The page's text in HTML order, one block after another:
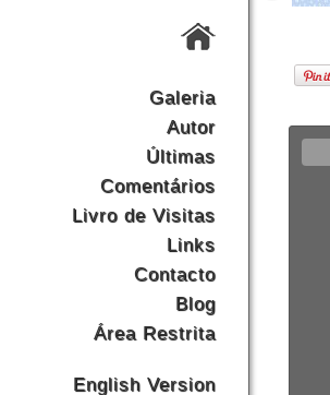
Galeria
Autor
Últimas
Comentários
Livro de Visitas
Links
Contacto
Blog
Área Restrita
English Version